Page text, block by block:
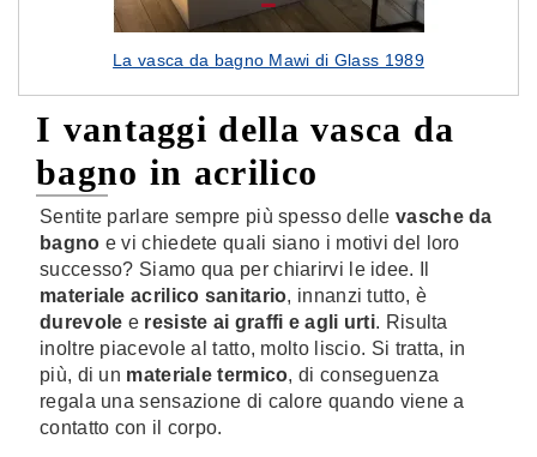
La vasca da bagno Mawi di Glass 1989
I vantaggi della vasca da
bagno in acrilico
Sentite parlare sempre più spesso delle vasche da
bagno e vi chiedete quali siano i motivi del loro
successo? Siamo qua per chiarirvi le idee. Il
materiale acrilico sanitario, innanzi tutto, è
durevole e resiste ai graffi e agli urti. Risulta
inoltre piacevole al tatto, molto liscio. Si tratta, in
più, di un materiale termico, di conseguenza
regala una sensazione di calore quando viene a
contatto con il corpo.